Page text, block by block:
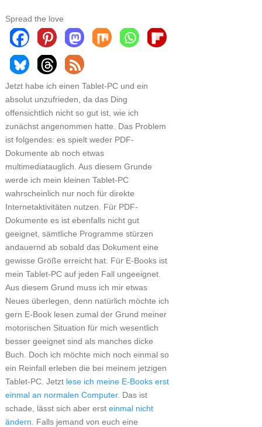
Spread the love
Jetzt habe ich einen Tablet-PC und ein
absolut unzufrieden, da das Ding
offensichtlich nicht so gut ist, wie ich
zunächst angenommen hatte. Das Problem
ist folgendes: es spielt weder PDF-
Dokumente ab noch etwas
multimediatauglich. Aus diesem Grunde
werde ich mein kleinen Tablet-PC
wahrscheinlich nur noch für direkte
Internetaktivitäten nutzen. Für PDF-
Dokumente es ist ebenfalls nicht gut
geeignet, sämtliche Programme stürzen
andauernd ab sobald das Dokument eine
gewisse Größe erreicht hat. Für E-Books ist
mein Tablet-PC auf jeden Fall ungeeignet.
Aus diesem Grund muss ich mir etwas
Neues überlegen, denn natürlich möchte ich
gern E-Book lesen zumal der Grund meiner
motorischen Situation für mich wesentlich
besser geeignet sind als manches dicke
Buch. Doch ich möchte mich noch einmal so
ein Reinfall erleben die bei meinem jetzigen
Tablet-PC. Jetzt lese ich meine E-Books erst
einmal an normalen Computer. Das ist
schade, lässt sich aber erst einmal nicht
ändern . Falls jemand von euch eine